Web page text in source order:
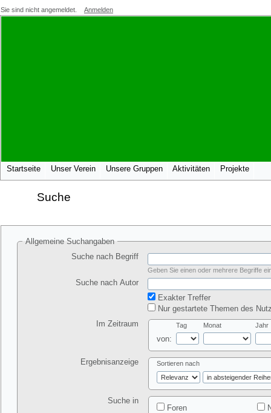
Sie sind nicht angemeldet. Anmelden
Startseite Unser Verein Unsere Gruppen Aktivitäten Projekte
Suche
Allgemeine Suchangaben
Suche nach Begriff
Geben Sie einen oder mehrere Begriffe
Suche nach Autor
Exakter Treffer
Nur gestartete Themen des
Im Zeitraum
von:
Tag Monat Jahr
Ergebnisanzeige Sortieren nach
Suche in
Foren